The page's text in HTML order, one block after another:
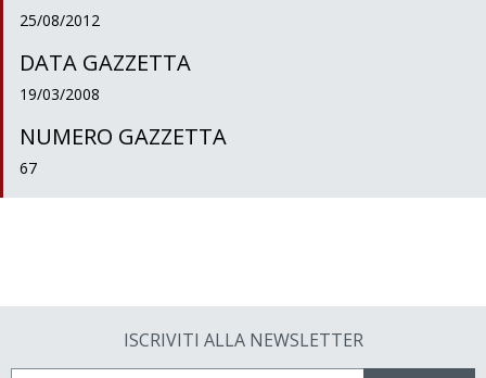
25/08/2012
DATA GAZZETTA
19/03/2008
NUMERO GAZZETTA
67
ISCRIVITI ALLA NEWSLETTER